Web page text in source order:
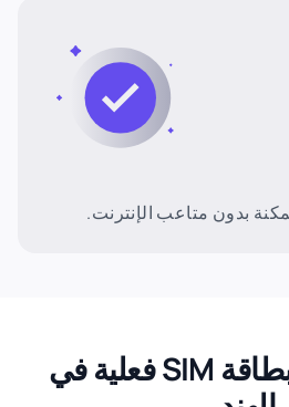
بدون متاعب الإنترنت.
eSIM مقابل بطاقة SIM فعلية في